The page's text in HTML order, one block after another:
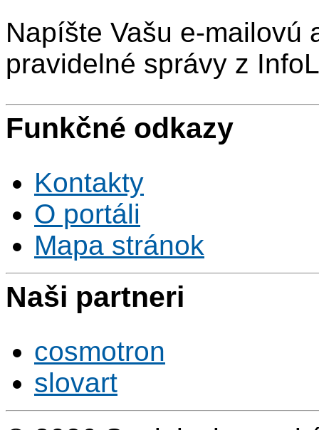
Napíšte Vašu e-mailovú
pravidelné správy z
Funkčné odkazy
Kontakty
O portáli
Mapa stránok
Naši partneri
cosmotron
slovart